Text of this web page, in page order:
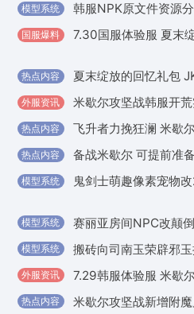
模型系统 韩服NPK原文件资源
国服爆料
热点内容 夏末绽放的回忆礼包
外服资讯
热点内容 飞升者力挽狂澜 米歇
热点内容
模型系统
模型系统 赛丽亚房间NPC改颠
模型系统
外服资讯
热点内容